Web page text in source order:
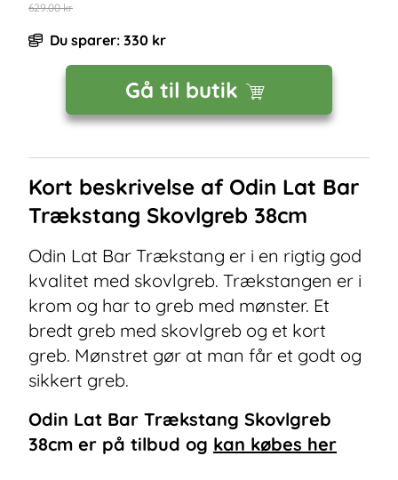
629.00kr
Du sparer: 330 kr
Gå til butik
Kort beskrivelse af Odin Lat Bar
Trækstang Skovlgreb 38cm
Odin Lat Bar Trækstang er i en rigtig god
kvalitet med skovlgreb. Trækstangen er i
krom og har to greb med mønster. Et
bredt greb med skovlgreb og et kort
greb. Mønstret gør at man får et godt og
sikkert greb.
Odin Lat Bar Trækstang Skovlgreb
38cm er på tilbud og kan købes her